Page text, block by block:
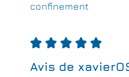
confinement
    
Avis de